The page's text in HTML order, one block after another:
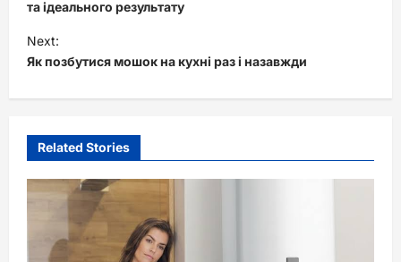
s
t
n
a
g
та ідеального результату
Next:
Як позбутися мошок на кухні раз і назавжди
Related Stories